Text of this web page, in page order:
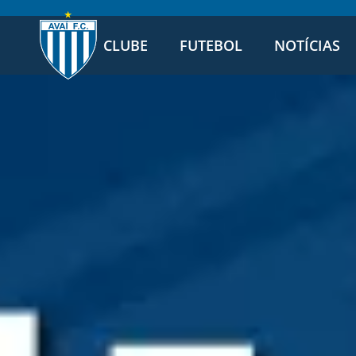
CLUBE FUTEBOL NOTÍCIAS